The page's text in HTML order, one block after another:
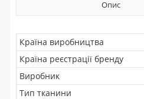
Опис
Країна виробництва
Країна реєстрації бренду
Виробник
Тип тканини